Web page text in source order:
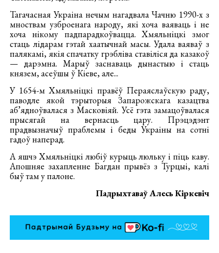
Тагачасная Украіна нечым нагадвала Чачню 1990-х з
мноствам узброенага народу, які хоча ваяваць і не
хоча нікому падпарадкоўвацца. Хмяльніцкі змог
стаць лідарам гэтай хаатычнай масы. Удала ваяваў з
палякамі, якія спачатку грэбліва ставіліся да казакоў
— дарэмна. Марыў заснаваць дынастыю і стаць
князем, асеўшы ў Кіеве, але...
У 1654-м Хмяльніцкі правёў Пераяслаўскую раду,
паводле якой тэрыторыя Запарожскага казацтва
аб’ядноўвалася з Масковіяй. Усё гэта замацоўвалася
прысягай на вернасць цару. Прэцэдэнт
прадвызначыў праблемы і беды Украіны на сотні
гадоў наперад.
А яшчэ Хмяльніцкі любіў курыць люльку і піць каву.
Апошняе захапленне Багдан прывёз з Турцыі, калі
быў там у палоне.
Падрыхтаваў Алесь Кіркевіч